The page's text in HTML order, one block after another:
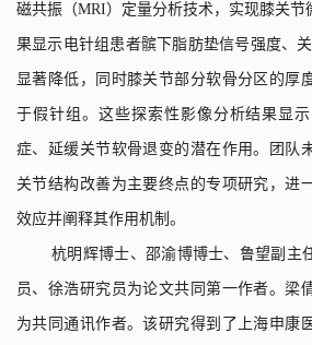
磁共振（MRI）定量分析技术，实现膝关
果显示电针组患者髌下脂肪垫信号强度、
显著降低，同时膝关节部分软骨分区的厚
于假针组。这些探索性影像分析结果显
症、延缓关节软骨退变的潜在作用。团队
关节结构改善为主要终点的专项研究，进
效应并阐释其作用机制。
杭明辉博士、邵渝博博士、鲁望副主
员、徐浩研究员为论文共同第一作者。梁
为共同通讯作者。该研究得到了上海申康